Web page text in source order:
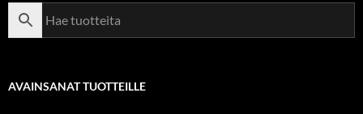
AVAINSANAT TUOTTEILLE